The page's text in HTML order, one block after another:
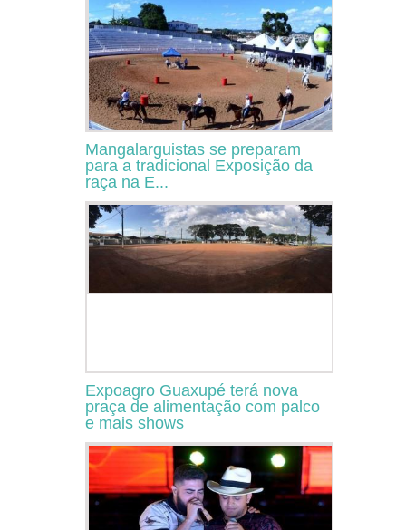
Mangalarguistas se preparam
para a tradicional Exposição da
raça na E...
Expoagro Guaxupé terá nova
praça de alimentação com palco
e mais shows